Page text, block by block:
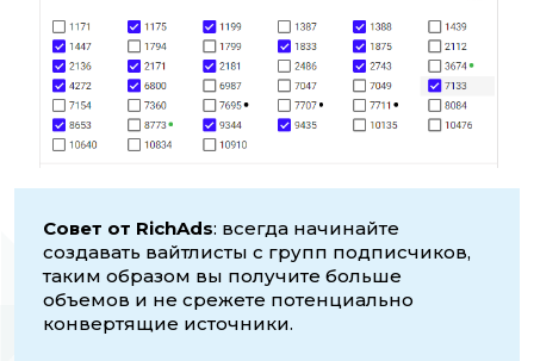
Совет от RichAds: всегда начинайте
создавать вайтлисты с групп подписчиков,
таким образом вы получите больше
объемов и не срежете потенциально
конвертящие источники.